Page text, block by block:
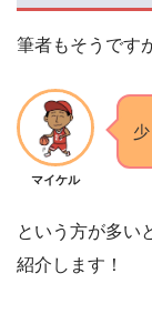
筆者もそうです
マイケル
という方が多い
紹介します！